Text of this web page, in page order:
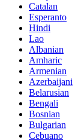
Catalan
Esperanto
Hindi
Lao
Albanian
Amharic
Armenian
Azerbaijani
Belarusian
Bengali
Bosnian
Bulgarian
Cebuano